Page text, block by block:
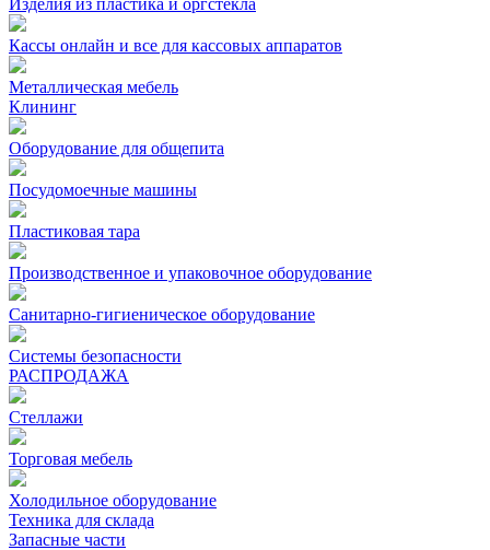
Изделия из пластика и оргстекла
Кассы онлайн и все для кассовых аппаратов
Металлическая мебель
Клининг
Оборудование для общепита
Посудомоечные машины
Пластиковая тара
Производственное и упаковочное оборудование
Санитарно-гигиеническое оборудование
Системы безопасности
РАСПРОДАЖА
Стеллажи
Торговая мебель
Холодильное оборудование
Техника для склада
Запасные части